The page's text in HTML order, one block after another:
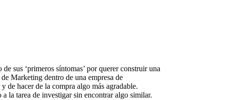
sus ‘primeros síntomas’ por querer construir una
Marketing dentro de una empresa de
de hacer de la compra algo más agradable.
la tarea de investigar sin encontrar algo similar.